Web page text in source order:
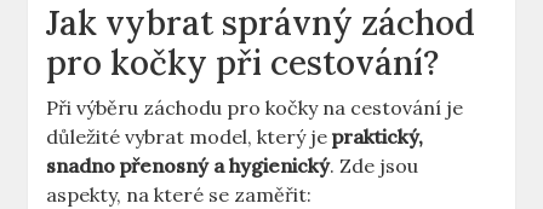
Jak vybrat správný záchod
pro kočky při cestování?
Při výběru záchodu pro kočky na cestování je
důležité vybrat model, který jepraktický,
snadno přenosný a hygienický. Zde jsou
aspekty, na které se zaměřit: